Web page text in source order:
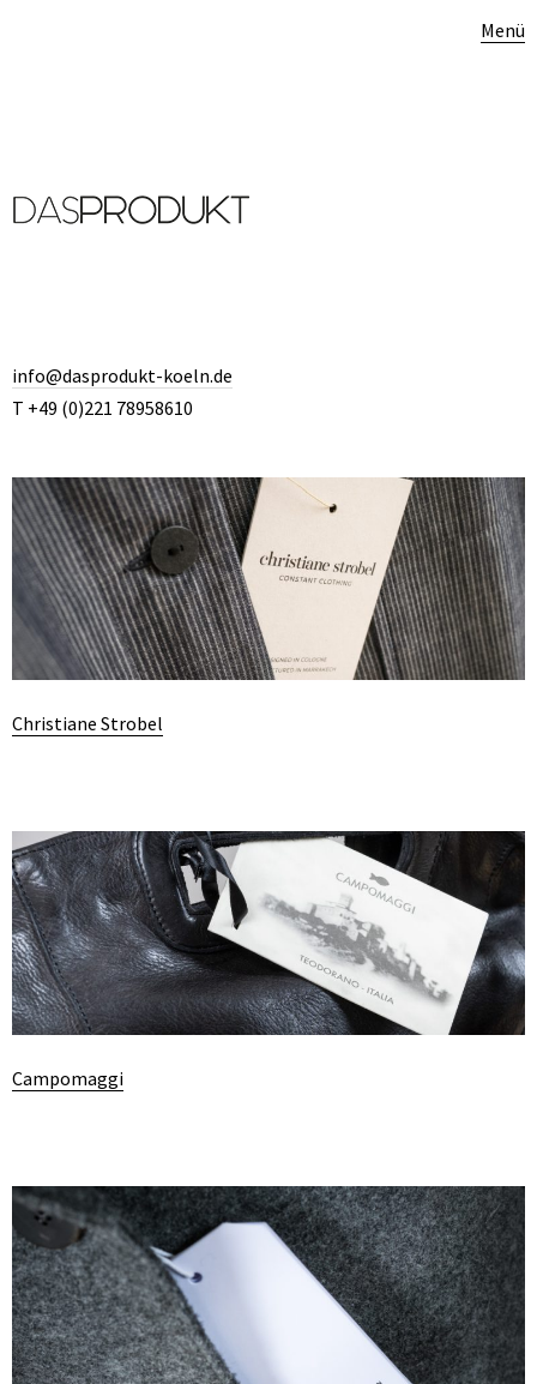
Menü
info@dasprodukt-koeln.de
T +49 (0)221 78958610
Christiane Strobel
Campomaggi